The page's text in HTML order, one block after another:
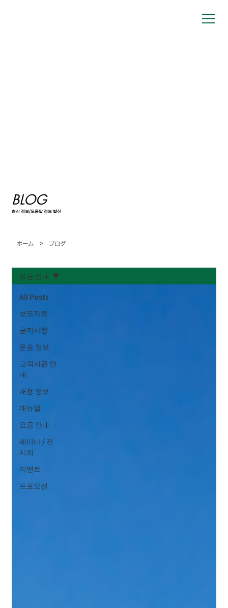
BLOG
최신 정보/도움말 정보 발신
ホーム > ブログ
All Posts
보도자료
공지사항
운송 정보
고객지원 안
내
채용 정보
매뉴얼
요금 안내
세미나 / 전
시회
이벤트
프로모션
요금 안내